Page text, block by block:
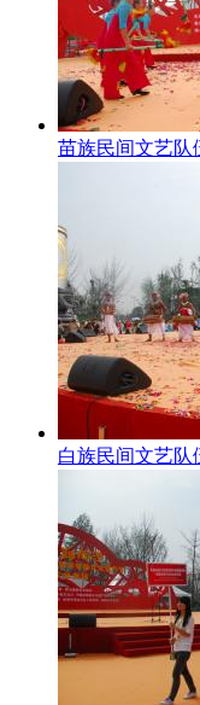
苗族民间文艺队
白族民间文艺队